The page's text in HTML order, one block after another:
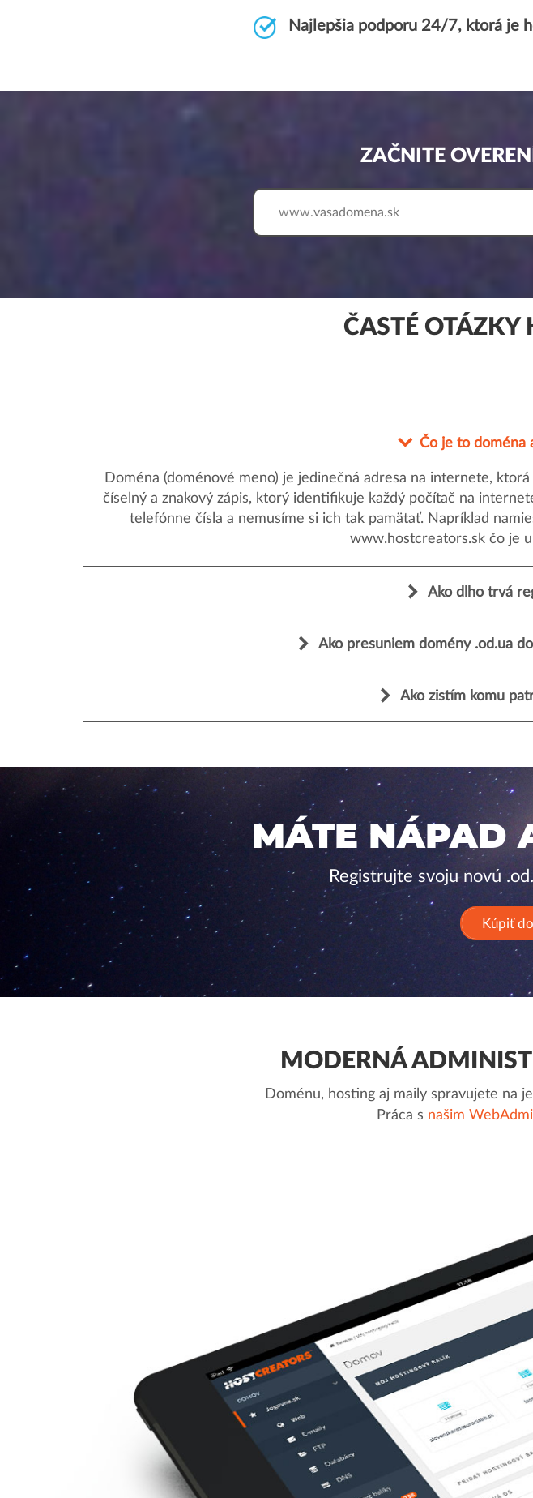
Najlepšia podporu 24/7, ktorá je
ZAČNITE
www.
ČASTÉ OTÁZKY
Čo je to doména
Doména (doménové meno) je jedinečná adresa na internete,
číselný a znakový zápis, ktorý identifikuje každý počítač na
telefónne čísla a nemusíme si ich tak pamätať. Napríklad
www.hostcreators.sk čo je
Ako dlho trvá
Ako presuniem domény .od.ua
Ako zistím komu
MÁTE NÁPAD
Registrujte svoju novú
Kúpiť
MODERNÁ
Doménu, hosting aj maily spravujete na
Práca s našim